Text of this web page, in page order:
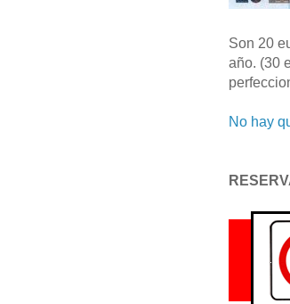
Son 20
año. (30
No hay